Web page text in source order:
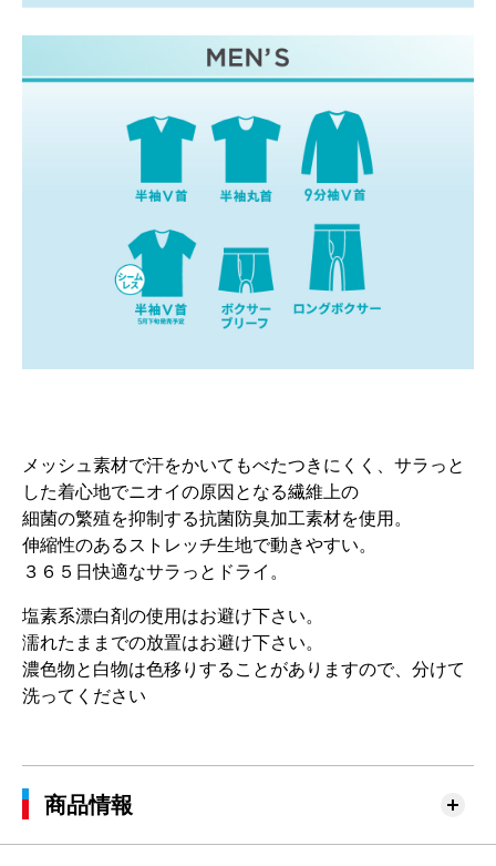
メッシュ素材で汗をかいてもべたつきにくく、サラっと
した着心地でニオイの原因となる繊維上の
細菌の繁殖を抑制する抗菌防臭加工素材を使用。
伸縮性のあるストレッチ生地で動きやすい。
３６５日快適なサラっとドライ。
塩素系漂白剤の使用はお避け下さい。
濡れたままでの放置はお避け下さい。
濃色物と白物は色移りすることがありますので、分けて
洗ってください
商品情報